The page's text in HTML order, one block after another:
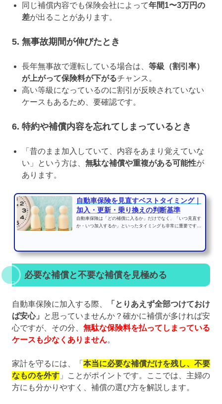
同じ補償内容でも保険会社によって年間1〜3万円の
差が出ることがあります。
5. 無事故期間が伸びたとき
長年無事故で運転している場合は、 等級（割引率）
が上がって保険料が下がるチャンス。
高い等級になっているのに割引が反映されていない
ケースもあるため、要確認です。
6. 特約や補償内容を忘れてしまっているとき
「昔のまま加入していて、内容をあまり覚えていな
い」という方は、 無駄な補償や重複がある可能性が
あります。
自動車保険を見直すベストタイミング｜
加入・更新・乗り換えの判断基準
自動車保険は「どの補償に入るか」だけでなく、「いつ見直す
か・いつ加入するか」といったタイミングも非常に重要です。
必要な補償と不要な補償を見極める
自動車保険に加入する際、
「とりあえず全部つけておけ
ば安心」
と思っていませんか？確かに補償が多ければ安
心ですが、その分、 無駄な保険料を払ってしまっている
ケースも少なくありません。
家計を守るには、「 本当に必要な補償だけを残し、不要
なものを外す 」ことがポイントです。ここでは、主婦の
方にも分かりやすく、補償の選び方を解説します。